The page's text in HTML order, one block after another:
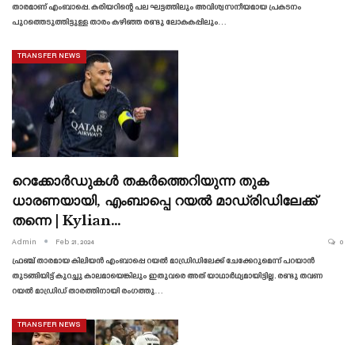
താരമാണ് എംബാപ്പെ. കരിയറിന്റെ പല ഘട്ടത്തിലും അവിശ്വസനീയമായ പ്രകടനം
പുറത്തെടുത്തിട്ടുള്ള താരം കഴിഞ്ഞ രണ്ടു ലോകകപ്പിലും…
TRANSFER NEWS
റെക്കോർഡുകൾ തകർത്തെറിയുന്ന തുക
ധാരണയായി, എംബാപ്പെ റയൽ മാഡ്രിഡിലേക്ക്
തന്നെ | Kylian…
Admin Feb 21, 2024 0
ഫ്രഞ്ച് താരമായ കിലിയൻ എംബാപ്പെ റയൽ മാഡ്രിഡിലേക്ക് ചേക്കേറുമെന്ന് പറയാൻ
തുടങ്ങിയിട്ട് കുറച്ചു കാലമായെങ്കിലും ഇതുവരെ അത് യാഥാർഥ്യമായിട്ടില്ല. രണ്ടു തവണ
റയൽ മാഡ്രിഡ് താരത്തിനായി രംഗത്തു…
TRANSFER NEWS